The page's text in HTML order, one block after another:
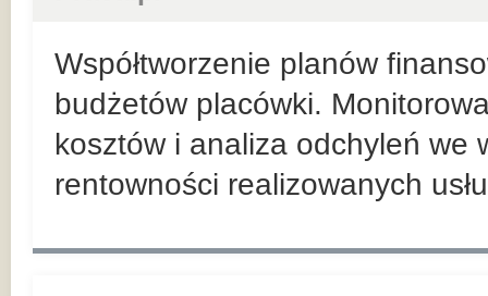
Współtworzenie planów
budżetów placówki.
kosztów i analiza odchyleń we
rentowności realizowanych